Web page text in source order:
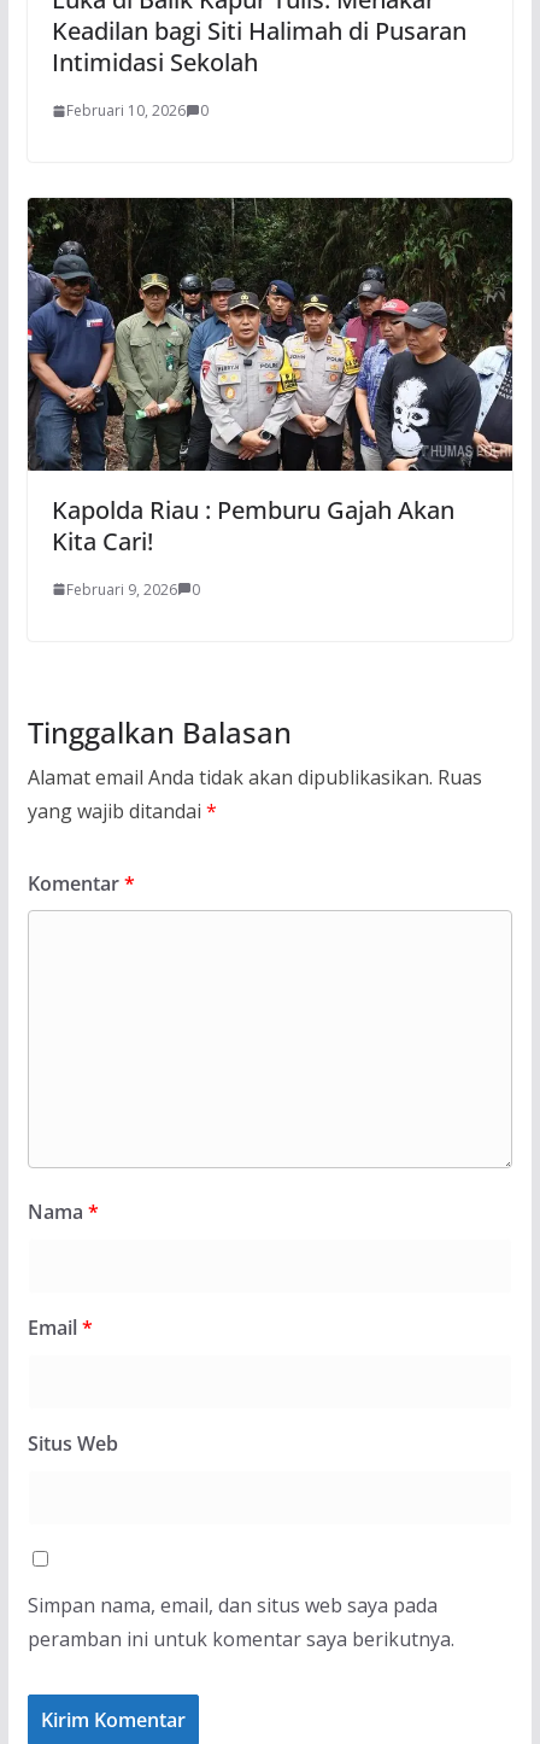
Keadilan bagi Siti Halimah di Pusaran
Intimidasi Sekolah
Februari 10, 2026 0
Kapolda Riau : Pemburu Gajah Akan
Kita Cari!
Februari 9, 2026 0
Tinggalkan Balasan
Alamat email Anda tidak akan dipublikasikan. Ruas
yang wajib ditandai *
Komentar*
Nama *
Email*
Situs Web
Simpan nama, email, dan situs web saya pada
peramban ini untuk komentar saya berikutnya.